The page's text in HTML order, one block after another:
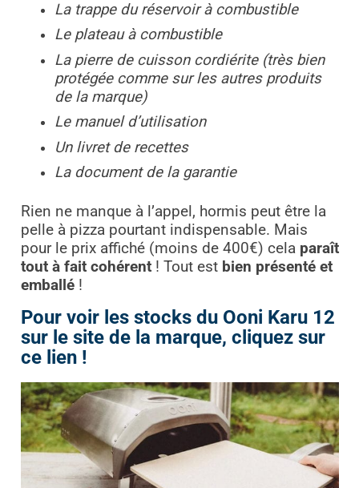
La trappe du réservoir à combustible
Le plateau à combustible
La pierre de cuisson cordiérite (très bien
protégée comme sur les autres produits
de la marque)
Le manuel d’utilisation
Un livret de recettes
La document de la garantie
Rien ne manque à l’appel, hormis peut être la
pelle à pizza pourtant indispensable. Mais
pour le prix affiché (moins de 400€) cela paraît
tout à fait cohérent! Tout est bien présenté et
emballé!
Pour voir les stocks du Ooni Karu 12
sur le site de la marque, cliquez sur
ce lien !